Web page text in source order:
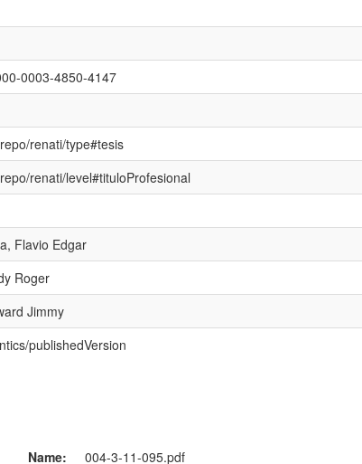
0003-4850-4147
renati/type#tesis
renati/level#tituloProfesional
Flavio Edgar
Roger
Jimmy
publishedVersion
Name: 004-3-11-095.pdf